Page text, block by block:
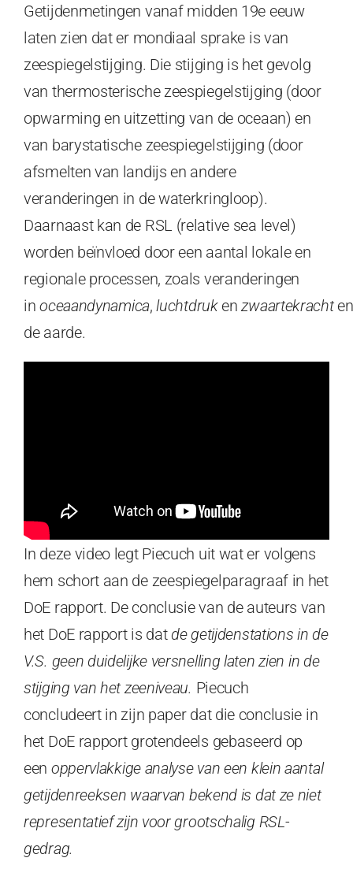
Getijdenmetingen vanaf midden 19e eeuw
laten zien dat er mondiaal sprake is van
zeespiegelstijging. Die stijging is het gevolg
van thermosterische zeespiegelstijging (door
opwarming en uitzetting van de oceaan) en
van barystatische zeespiegelstijging (door
afsmelten van landijs en andere
veranderingen in de waterkringloop).
Daarnaast kan de RSL (relative sea level)
worden beïnvloed door een aantal lokale en
regionale processen, zoals veranderingen
inoceaandynamica,luchtdrukenzwaartekracht
de aarde.
In deze video legt Piecuch uit wat er volgens
hem schort aan de zeespiegelparagraaf in het
DoE rapport. De conclusie van de auteurs van
het DoE rapport is datde getijdenstations in de
V.S. geen duidelijke versnelling laten zien in de
stijging van het zeeniveau. Piecuch
concludeert in zijn paper dat die conclusie in
het DoE rapport grotendeels gebaseerd op
een oppervlakkige analyse van een klein aantal
getijdenreeksen waarvan bekend is dat ze niet
representatief zijn voor grootschalig RSL-
gedrag.